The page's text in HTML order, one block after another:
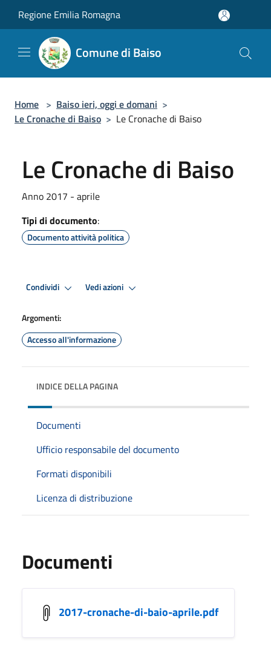
Regione Emilia Romagna
Comune di Baiso
Home > Baiso ieri, oggi e domani >
Le Cronache di Baiso > Le Cronache di Baiso
Le Cronache di Baiso
Anno 2017 - aprile
Tipi di documento:
Documento attività politica
Condividi Vedi azioni
Argomenti:
Accesso all'informazione
INDICE DELLA PAGINA
Documenti
Ufficio responsabile del documento
Formati disponibili
Licenza di distribuzione
Documenti
2017-cronache-di-baio-aprile.pdf